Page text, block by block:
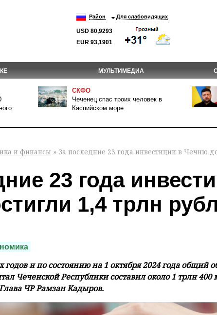
Район Для слабовидящих
USD 80,9293
EUR 93,1901
МУЛЬТИМЕДИА
СКФО
Чеченец спас троих человек в
Каспийском море
и финансы » За последние 23 года инвестиции в Чечню
23 года
1,4 трлн
годов и по состоянию на 1 октября 2024 года общий
Чеченской Республики составил около 1 трлн
ЧР Рамзан Кадыров.